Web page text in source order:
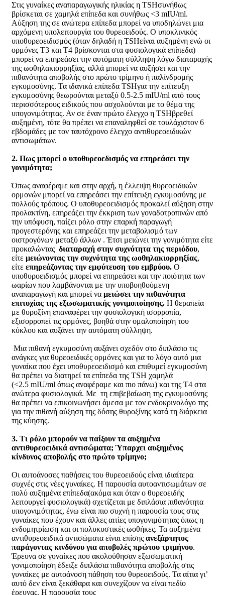
Στις γυναίκες αναπαραγωγικής ηλικίας η TSHσυνήθως
βρίσκεται σε χαμηλά επίπεδα και συνήθως <3 mIU/ml.
Αύξηση της σε ανώτερα επίπεδα μπορεί να υποδηλώνει μια
αρχόμενη υπολειτουργία του θυρεοειδούς. Ο υποκλινικός
υποθυρεοειδισμός (όταν δηλαδή η TSHείναι αυξημένη ενώ οι
ορμόνες Τ3 και Τ4 βρίσκονται στα φυσιολογικά επίπεδα)
μπορεί να επηρεάσει την αυτόματη σύλληψη λόγω διαταραχής
της ωοθηλακιορρηξίας, αλλά μπορεί να αυξήσει και την
πιθανότητα αποβολής στο πρώτο τρίμηνο ή παλίνδρομής
εγκυμοσύνης. Τα ιδανικά επίπεδα TSHγια την επίτευξη
εγκυμοσύνης θεωρούνται μεταξύ 0.5-2.5 mIU/ml από τους
περισσότερους ειδικούς που ασχολούνται με το θέμα της
υπογονιμότητας. Αν σε έναν πρώτο έλεγχο η TSHβρεθεί
αυξημένη, τότε θα πρέπει να επαναληφθεί σε τουλάχιστον 6
εβδομάδες με τον ταυτόχρονο έλεγχο αντιθυρεοειδικών
αντισωμάτων.
2. Πως μπορεί ο υποθυρεοεδισμός να επηρεάσει την
γονιμότητα;
Όπως αναφέραμε και στην αρχή, η έλλειψη θυρεοειδικών
ορμονών μπορεί να επηρεάσει την επίτευξη εγκυμοσύνης με
πολλούς τρόπους. Ο υποθυρεοειδισμός προκαλεί αύξηση στην
προλακτίνη, επηρεάζει την έκκριση των γοναδοτροπινών από
την υπόφυση, παίζει ρόλο στην επαρκή παραγωγή
προγεστερόνης και επηρεάζει την μεταβολισμό των
οιστρογόνων μεταξύ άλλων . Έτσι μειώνει την γονιμότητα είτε
προκαλώντας διαταραχή στην συχνότητα της περιόδου,
είτε μειώνοντας την συχνότητα της ωοθηλακιορρηξίας,
είτε επηρεάζοντας την εμφύτευση του εμβρύου. Ο
υποθυροειδισμός μπορεί να επηρεάσει και την ποιότητα των
ωαρίων που λαμβάνονται με την υποβοηθούμενη
αναπαραγωγή και μπορεί να μειώσει την πιθανότητα
επιτυχίας της εξωσωματικής γονιμοποίησης. Η θεραπεία
με θυροξίνη επαναφέρει την φυσιολογική ισορροπία,
εξισορροπεί τις ορμόνες, βοηθά στην ομαλοποίηση του
κύκλου και αυξάνει την αυτόματη σύλληψη.
Μια πιθανή εγκυμοσύνη αυξάνει σχεδόν στο διπλάσιο τις
ανάγκες για θυρεοειδικές ορμόνες και για το λόγο αυτό μια
γυναίκα που έχει υποθυρεοειδισμό και επιθυμεί εγκυμοσύνη
θα πρέπει να διατηρεί τα επίπεδα της TSH χαμηλά
(<2.5 mIU/ml όπως αναφέραμε και πιο πάνω) και της Τ4 στα
ανώτερα φυσιολογικά. Με τη επιβεβαίωση της εγκυμοσύνης
θα πρέπει να επικοινωνήσει άμεσα με τον ενδοκρινολόγο της
για την πιθανή αύξηση της δόσης θυροξίνης κατά τη διάρκεια
της κύησης.
3. Τι ρόλο μπορούν να παίξουν τα αυξημένα
αντιθυρεοειδικά αντισώματα; Ύπαρχει αυξημένος
κίνδυνος αποβολής στο πρώτο τρίμηνο;
Οι αυτοάνοσες παθήσεις του θυρεοειδούς είναι ιδιαίτερα
συχνές στις νέες γυναίκες. Η παρουσία αυτοαντισωμάτων σε
πολύ αυξημένα επίπεδα(ακόμα και όταν ο θυρεοειδής
λειτουργεί φυσιολογικά) σχετίζεται με διπλάσια πιθανότητα
υπογονιμότητας, ένω είναι πιο συχνή η παρουσία τους στις
γυναίκες που έχουν και άλλες αιτίες υπογονιμότητας όπως η
ενδομητρίωση και οι πολυκυστικές ωοθήκες. Τα αυξημένα
αντιθυρεοειδικά αντισώματα είναι επίσης ανεξάρτητος
παράγοντας κινδύνου για αποβολές πρώτου τριμήνου.
Έρευνα σε γυναίκες που ακολούθησαν εξωσωματική
γονιμοποίηση έδειξε διπλάσια πιθανότητα αποβολής στις
γυναίκες με αυτοάνοση πάθηση του θυρεοειδούς. Τα αίτια γι’
αυτό δεν είναι ξεκάθαρα και συνεχίζουν να είναι πεδίο
έρευνας. Η παρουσία τους